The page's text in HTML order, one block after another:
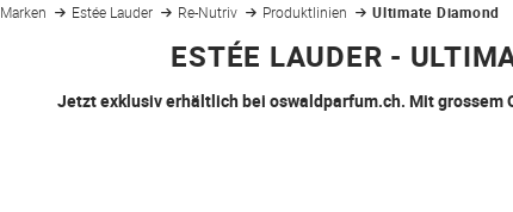
Marken Estée Lauder Re-Nutriv Produktlinien Ultimate Diamond
ESTÉE LAUDER -
Jetzt exklusiv erhältlich bei oswaldparfum.ch. Mit grossem